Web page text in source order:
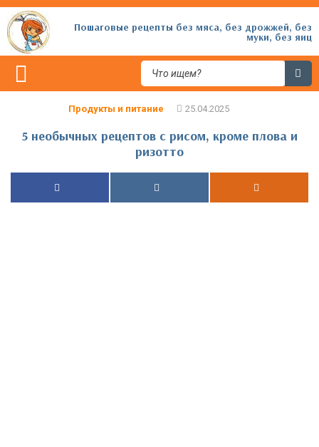
Пошаговые рецепты без мяса, без дрожжей, без
муки, без яиц
Продукты и питание
5 необычных рецептов с рисом, кроме плова и
ризотто